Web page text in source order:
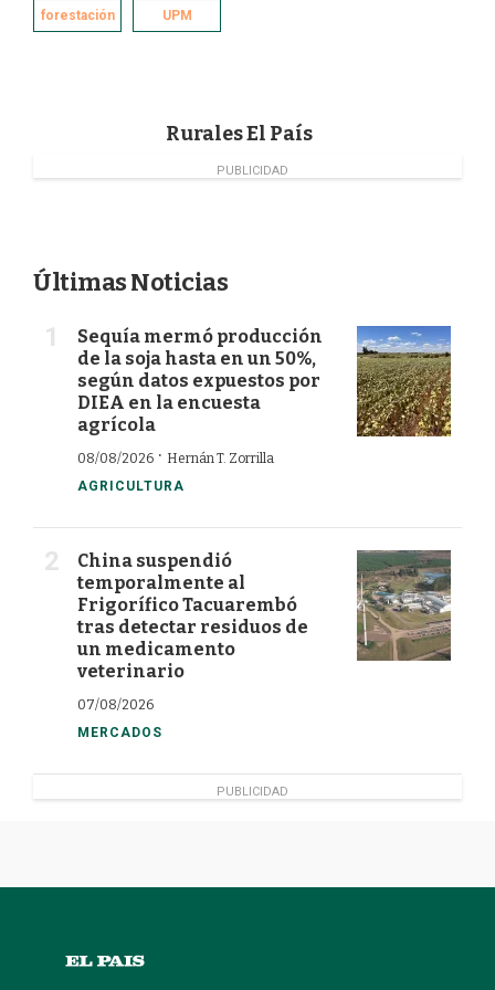
e
b
k
e
t
t
l
forestación UPM
Rurales El País
PUBLICIDAD
Últimas Noticias
Sequía mermó producción
de la soja hasta en un 50%,
según datos expuestos por
DIEA en la encuesta
agrícola
08/08/2026 · Hernán T. Zorrilla
AGRICULTURA
China suspendió
temporalmente al
Frigorífico Tacuarembó
tras detectar residuos de
un medicamento
veterinario
07/08/2026
MERCADOS
PUBLICIDAD